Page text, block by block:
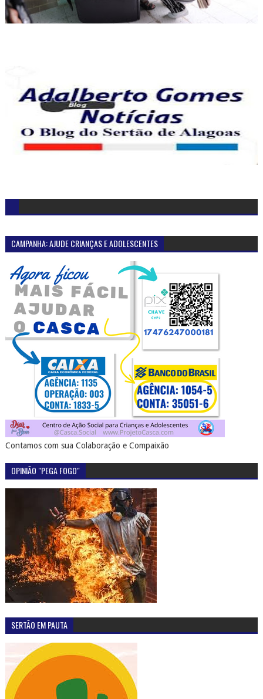
CAMPANHA: AJUDE CRIANÇAS E ADOLESCENTES
Contamos com sua Colaboração e Compaixão
OPINIÃO "PEGA FOGO"
SERTÃO EM PAUTA